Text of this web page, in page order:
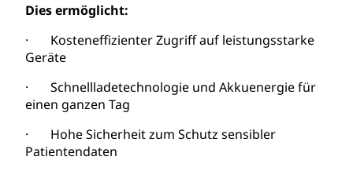
Dies ermöglicht:
· Kosteneffizienter Zugriff auf leistungsstarke
Geräte
· Schnellladetechnologie und Akkuenergie für
einen ganzen Tag
· Hohe Sicherheit zum Schutz sensibler
Patientendaten